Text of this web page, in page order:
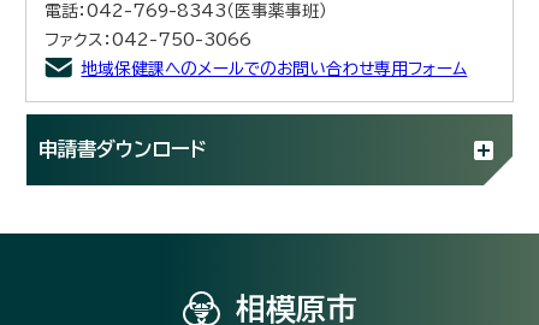
電話：042-769-8343（医事薬事班）
ファクス：042-750-3066
地域保健課へのメールでのお問い合わせ専用フォーム
申請書ダウンロード
相模原市